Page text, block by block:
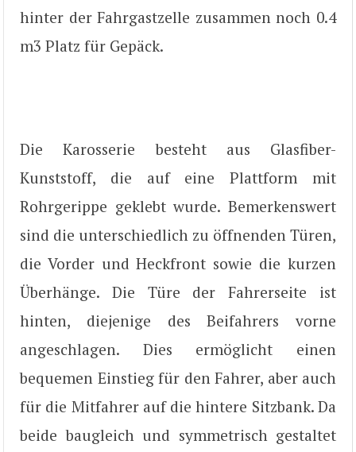
hinter der Fahrgastzelle zusammen noch 0.4
m3 Platz für Gepäck.
Die Karosserie besteht aus Glasfiber-
Kunststoff, die auf eine Plattform mit
Rohrgerippe geklebt wurde. Bemerkenswert
sind die unterschiedlich zu öffnenden Türen,
die Vorder und Heckfront sowie die kurzen
Überhänge. Die Türe der Fahrerseite ist
hinten, diejenige des Beifahrers vorne
angeschlagen. Dies ermöglicht einen
bequemen Einstieg für den Fahrer, aber auch
für die Mitfahrer auf die hintere Sitzbank. Da
beide baugleich und symmetrisch gestaltet